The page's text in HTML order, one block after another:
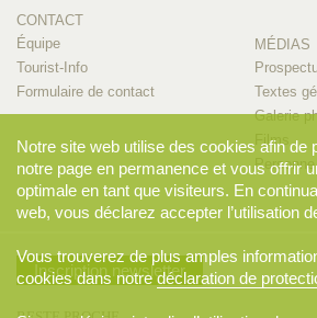
CONTACT
Équipe
Tourist-Info
Formulaire de contact
MÉDIAS
Textes
Galerie
Films
Inscription newsletter
Notre site web utilise des cookies afin de
notre page en permanence et vous offrir
optimale en tant que visiteurs. En
web, vous déclarez accepter l’utilisation
Vous trouverez de plus amples
cookies dans notredéclaration de